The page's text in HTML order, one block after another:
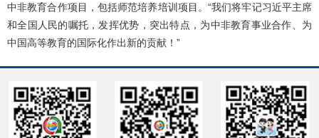
中非教育合作项目，包括师范培养培训项目。“我们将牢记习近平主席
和全国人民的嘱托，发挥优势，突出特点，为中非教育事业合作、为
中国高等教育的国际化作出新的贡献！”